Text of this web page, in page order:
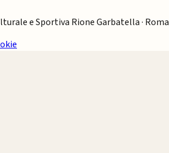
e Sportiva Rione Garbatella · Roma